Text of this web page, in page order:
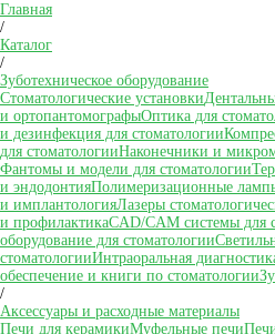
Главная
/
Каталог
/
Зуботехническое оборудование
Стоматологические установки
и ортопантомографыОптика для
и дезинфекция для стоматологии
для стоматологииНаконечники и
Фантомы и модели для стоматологии
и эндодонтияПолимеризационные
и имплантологияЛазеры
и профилактикаCAD/CAM системы для
оборудование для стоматологии
стоматологииИнтраоральная
обеспечение и книги по стоматологии
/
Аксессуары и расходные материалы
Печи для керамикиМуфельные печи